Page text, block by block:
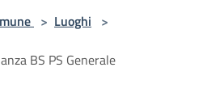
> Luoghi >
BS PS Generale